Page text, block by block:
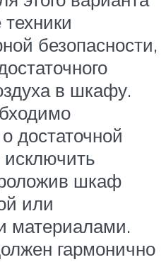
безопасности,
в шкафу.
достаточной
шкаф
или
материалами.
гармонично